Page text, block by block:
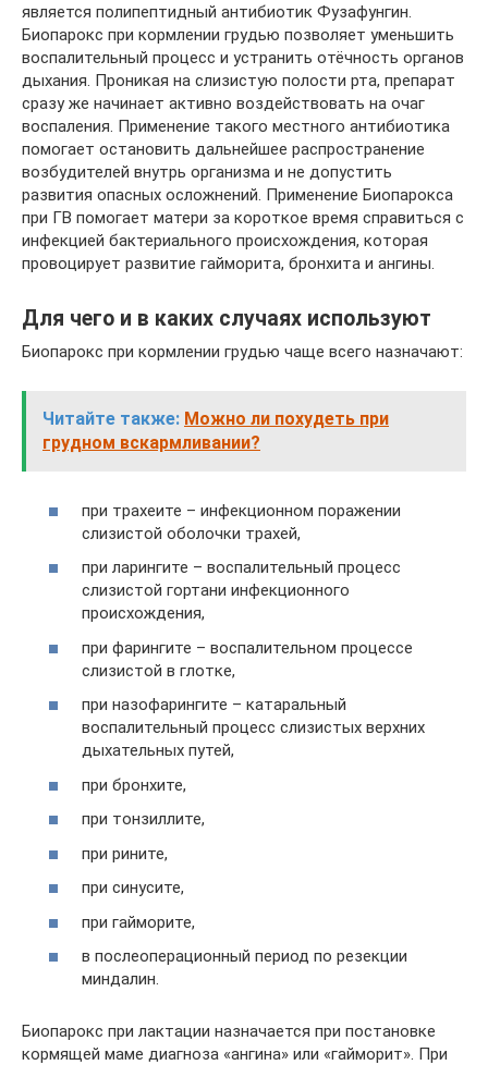
является полипептидный антибиотик Фузафунгин.
Биопарокс при кормлении грудью позволяет уменьшить
воспалительный процесс и устранить отёчность органов
дыхания. Проникая на слизистую полости рта, препарат
сразу же начинает активно воздействовать на очаг
воспаления. Применение такого местного антибиотика
помогает остановить дальнейшее распространение
возбудителей внутрь организма и не допустить
развития опасных осложнений. Применение Биопарокса
при ГВ помогает матери за короткое время справиться с
инфекцией бактериального происхождения, которая
провоцирует развитие гайморита, бронхита и ангины.
Для чего и в каких случаях используют
Биопарокс при кормлении грудью чаще всего назначают:
Читайте также: Можно ли похудеть при
грудном вскармливании?
при трахеите – инфекционном поражении
слизистой оболочки трахей,
при ларингите – воспалительный процесс
слизистой гортани инфекционного
происхождения,
при фарингите – воспалительном процессе
слизистой в глотке,
при назофарингите – катаральный
воспалительный процесс слизистых верхних
дыхательных путей,
при бронхите,
при тонзиллите,
при рините,
при синусите,
при гайморите,
в послеоперационный период по резекции
миндалин.
Биопарокс при лактации назначается при постановке
кормящей маме диагноза «ангина» или «гайморит». При